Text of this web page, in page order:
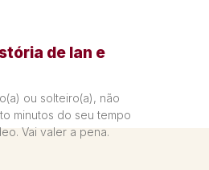
de Ian e
ou solteiro(a), não
minutos do seu tempo
Vai valer a pena.